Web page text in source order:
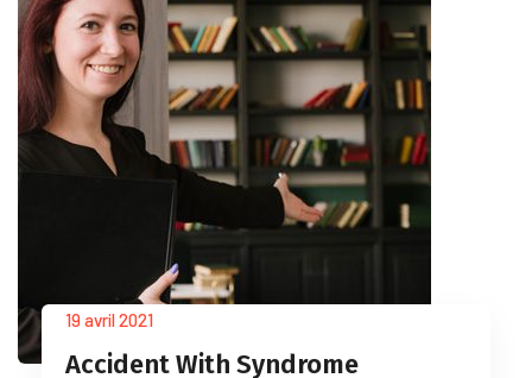
19 avril 2021
Accident With Syndrome